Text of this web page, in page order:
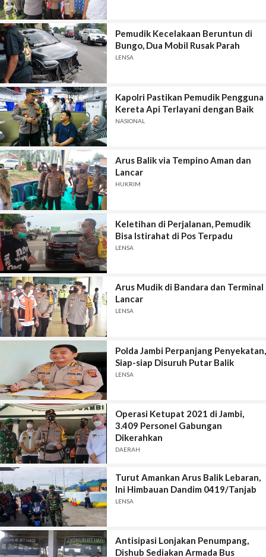
Pemudik Kecelakaan Beruntun di
Bungo, Dua Mobil Rusak Parah
LENSA
Kapolri Pastikan Pemudik Pengguna
Kereta Api Terlayani dengan Baik
NASIONAL
Arus Balik via Tempino Aman dan
Lancar
HUKRIM
Keletihan di Perjalanan, Pemudik
Bisa Istirahat di Pos Terpadu
LENSA
Arus Mudik di Bandara dan Terminal
Lancar
LENSA
Polda Jambi Perpanjang Penyekatan,
Siap-siap Disuruh Putar Balik
LENSA
Operasi Ketupat 2021 di Jambi,
3.409 Personel Gabungan
Dikerahkan
DAERAH
Turut Amankan Arus Balik Lebaran,
Ini Himbauan Dandim 0419/Tanjab
LENSA
Antisipasi Lonjakan Penumpang,
Dishub Sediakan Armada Bus